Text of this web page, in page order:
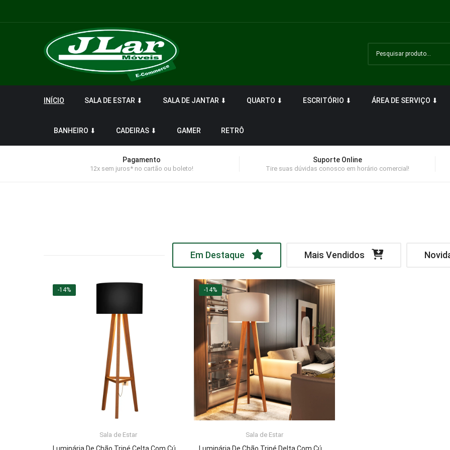
INÍCIO SALA DE ESTAR ⬇ SALA DE JANTAR ⬇ QUARTO ⬇ ESCRITÓRIO ⬇ ÁREA DE SERVIÇO ⬇
BANHEIRO ⬇ CADEIRAS ⬇ GAMER RETRÔ
Pagamento
12x sem juros* no cartão ou boleto!
Suporte Online
Tire suas dúvidas conosco em horário comercial!
Em Destaque Mais Vendidos
-14%
Sala de Estar
ADICIONAR AO CARRINHO
-14%
Sala de Estar
LER MAIS